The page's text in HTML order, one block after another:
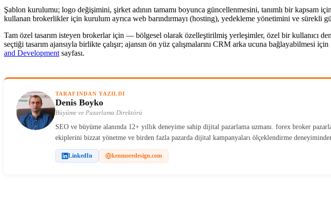
Şablon kurulumu; logo değişimini, şirket adının tamamı boyunca güncellenmesini, tanımlı bir kapsam
kullanan brokerlikler için kurulum ayrıca web barındırmayı (hosting), yedekleme yönetimini ve sürekli
Tam özel tasarım isteyen brokerlar için — bölgesel olarak özelleştirilmiş yerleşimler, özel bir kullanıcı
seçtiği tasarım ajansıyla birlikte çalışır; ajansın ön yüz çalışmalarını CRM arka ucuna bağlayabilmesi
and Development sayfası.
TARAFINDAN YAZILDI
Denis Boyko
Büyüme ve Pazarlama Direktörü
SEO ve büyüme alanında 12+ yıllık deneyime sahip dijital pazarlama uzmanı. forex broker
ekiplerini bizzat yönetme ve birden fazla pazarda dijital kampanyaları ölçeklendirme
LinkedIn kenmoredesign.com